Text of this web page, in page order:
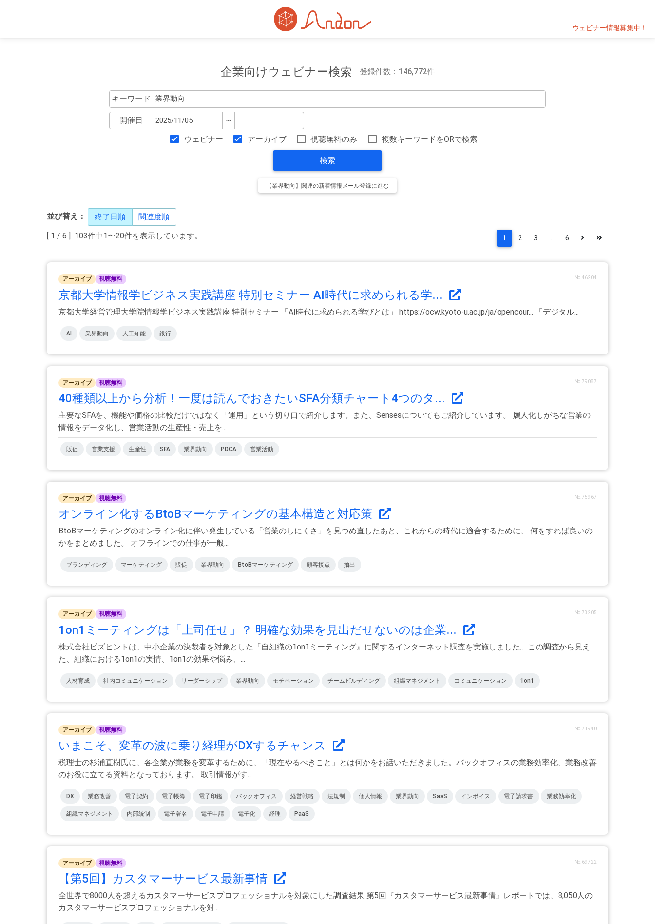
ウェビナー情報募集中！
企業向けウェビナー検索 登録件数：146,772件
キーワード
開催日 ～
ウェビナー アーカイブ 視聴無料のみ 複数キーワードをORで検索
検索
【業界動向】関連の新着情報メール登録に進む
並び替え： 終了日順 関連度順
[ 1 / 6 ] 103件中1〜20件を表示しています。 1 2 3 ... 6
アーカイブ 視聴無料 No.46204
京都大学情報学ビジネス実践講座 特別セミナー AI時代に求められる学...
京都大学経営管理大学院情報学ビジネス実践講座 特別セミナー 「AI時代に求められる学びとは」 https://ocw.kyoto-u.ac.jp/ja/opencour... 「デジタル...
AI 業界動向 人工知能 銀行
アーカイブ 視聴無料 No.79087
40種類以上から分析！一度は読んでおきたいSFA分類チャート4つのタ...
主要なSFAを、機能や価格の比較だけではなく「運用」という切り口で紹介します。また、Sensesについてもご紹介しています。 属人化しがちな営業の
情報をデータ化し、営業活動の生産性・売上を...
販促 営業支援 生産性 SFA 業界動向 PDCA 営業活動
アーカイブ 視聴無料 No.75967
オンライン化するBtoBマーケティングの基本構造と対応策
BtoBマーケティングのオンライン化に伴い発生している「営業のしにくさ」を見つめ直したあと、これからの時代に適合するために、 何をすれば良いの
かをまとめました。 オフラインでの仕事が一般...
ブランディング マーケティング 販促 業界動向 BtoBマーケティング 顧客接点 抽出
アーカイブ 視聴無料 No.73205
1on1ミーティングは「上司任せ」？ 明確な効果を見出だせないのは企業...
株式会社ビズヒントは、中小企業の決裁者を対象とした『自組織の1on1ミーティング』に関するインターネット調査を実施しました。この調査から見え
た、組織における1on1の実情、1on1の効果や悩み、...
人材育成 社内コミュニケーション リーダーシップ 業界動向 モチベーション チームビルディング 組織マネジメント コミュニケーション 1on1
アーカイブ 視聴無料 No.71940
いまこそ、変革の波に乗り経理がDXするチャンス
税理士の杉浦直樹氏に、各企業が業務を変革するために、「現在やるべきこと」とは何かをお話いただきました。バックオフィスの業務効率化、業務改善
のお役に立てる資料となっております。 取引情報がす...
DX 業務改善 電子契約 電子帳簿 電子印鑑 バックオフィス 経営戦略 法規制 個人情報 業界動向 SaaS インボイス 電子請求書 業務効率化
組織マネジメント 内部統制 電子署名 電子申請 電子化 経理 PaaS
アーカイブ 視聴無料 No.69722
【第5回】カスタマーサービス最新事情
全世界で8000人を超えるカスタマーサービスプロフェッショナルを対象にした調査結果 第5回『カスタマーサービス最新事情』レポートでは、8,050人の
カスタマーサービスプロフェッショナルを対...